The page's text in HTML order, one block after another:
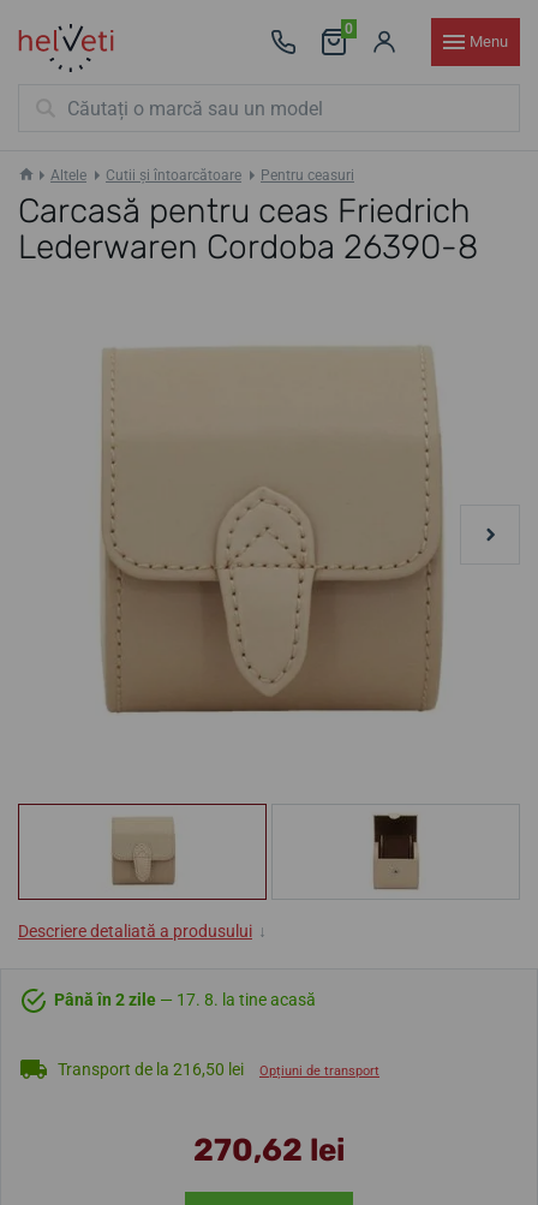
0
Menu
Altele Cutii și întoarcătoare Pentru ceasuri
Carcasă pentru ceas Friedrich
Lederwaren Cordoba 26390-8
Descriere detaliată a produsului ↓
Până în 2 zile — 17. 8. la tine acasă
Transport de la 216,50 lei Opțiuni de transport
270,62 lei